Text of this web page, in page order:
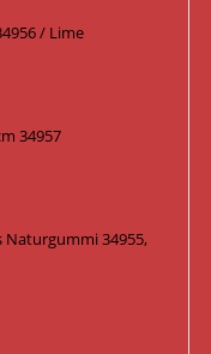
/ Lime
34957
Naturgummi 34955,